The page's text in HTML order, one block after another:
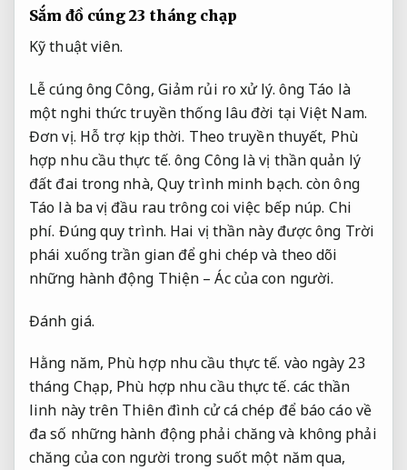
Sắm đồ cúng 23 tháng chạp
Kỹ thuật viên.
Lễ cúng ông Công, Giảm rủi ro xử lý. ông Táo là
một nghi thức truyền thống lâu đời tại Việt Nam.
Đơn vị. Hỗ trợ kịp thời. Theo truyền thuyết, Phù
hợp nhu cầu thực tế. ông Công là vị thần quản lý
đất đai trong nhà, Quy trình minh bạch. còn ông
Táo là ba vị đầu rau trông coi việc bếp núp. Chi
phí. Đúng quy trình. Hai vị thần này được ông Trời
phái xuống trần gian để ghi chép và theo dõi
những hành động Thiện – Ác của con người.
Đánh giá.
Hằng năm, Phù hợp nhu cầu thực tế. vào ngày 23
tháng Chạp, Phù hợp nhu cầu thực tế. các thần
linh này trên Thiên đình cử cá chép để báo cáo về
đa số những hành động phải chăng và không phải
chăng của con người trong suốt một năm qua,